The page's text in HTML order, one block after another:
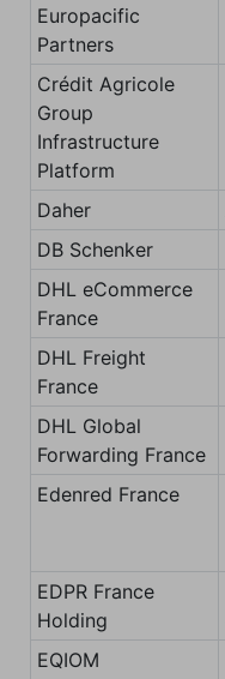
Europacific
Partners
Crédit Agricole
Group
Infrastructure
Platform
Daher
DB Schenker
DHL eCommerce
France
DHL Freight
France
DHL Global
Forwarding France
Edenred France
EDPR France
Holding
EQIOM